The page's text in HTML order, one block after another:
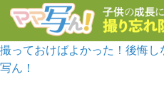
撮っておけばよかった！後悔
写ん！